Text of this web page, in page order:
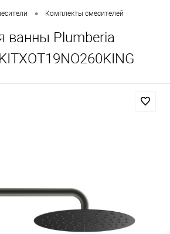
• Комплекты смесителей
ванны Plumberia